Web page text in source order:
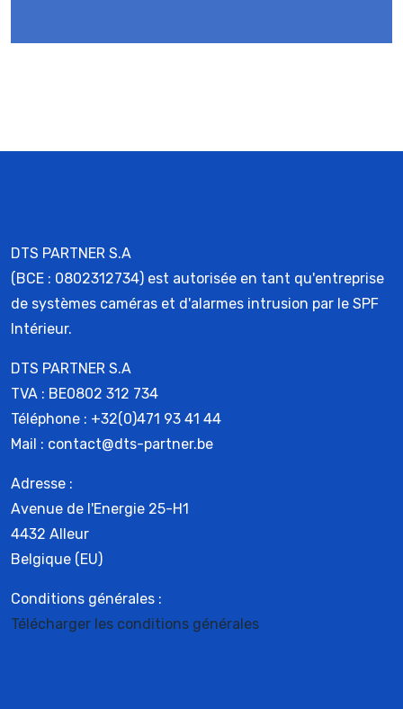
DTS PARTNER S.A
(BCE : 0802312734) est autorisée en tant qu'entreprise
de systèmes caméras et d'alarmes intrusion par le SPF
Intérieur.
DTS PARTNER S.A
TVA : BE0802 312 734
Téléphone : +32(0)471 93 41 44
Mail : contact@dts-partner.be
Adresse :
Avenue de l'Energie 25-H1
4432 Alleur
Belgique (EU)
Conditions générales :
Télécharger les conditions générales